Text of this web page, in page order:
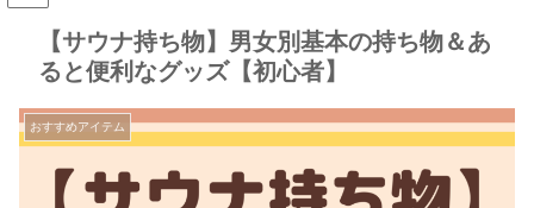
【サウナ持ち物】男女別基本の持ち物＆あ
ると便利なグッズ【初心者】
おすすめアイテム